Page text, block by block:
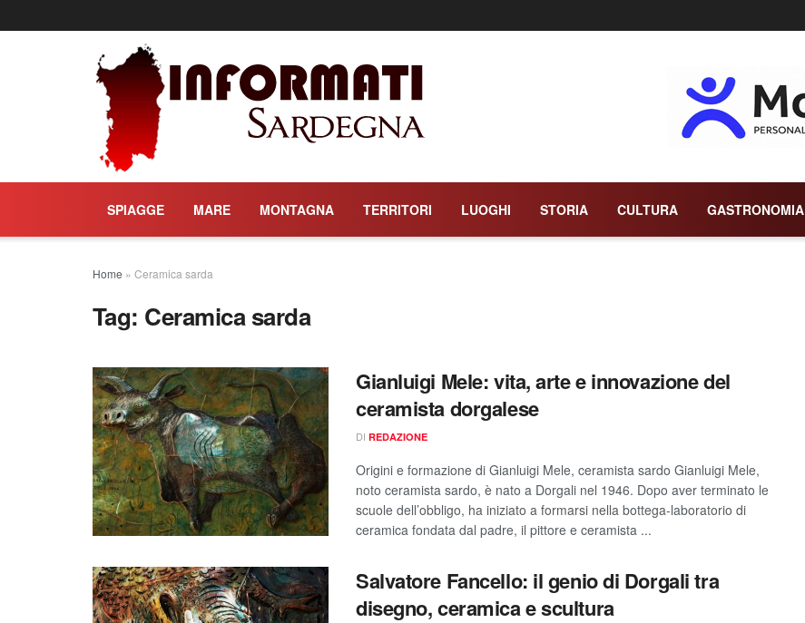
SPIAGGE MARE MONTAGNA TERRITORI LUOGHI STORIA CULTURA GASTRONOMIA
Home » Ceramica sarda
Tag: Ceramica sarda
Gianluigi Mele: vita, arte e innovazione del
ceramista dorgalese
DI REDAZIONE
Origini e formazione di Gianluigi Mele, ceramista sardo Gianluigi Mele,
noto ceramista sardo, è nato a Dorgali nel 1946. Dopo aver terminato le
scuole dell’obbligo, ha iniziato a formarsi nella bottega-laboratorio di
ceramica fondata dal padre, il pittore e ceramista ...
Salvatore Fancello: il genio di Dorgali tra
disegno, ceramica e scultura